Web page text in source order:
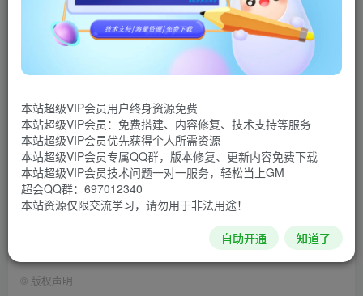
欢迎来到鱿鱼游戏3D。尝试使用不同的游戏模式生存！
为一个非常艰难的挑战做好准备！如果你赢得比赛，你将获
得45.6米！不用看广告可跳过关卡。
游戏截图
© 版权声明
本站超级VIP会员用户终身资源免费
本站超级VIP会员：免费搭建、内容修复、技术支持等服务
本站超级VIP会员优先获得个人所需资源
本站超级VIP会员专属QQ群，版本修复、更新内容免费下载
本站超级VIP会员技术问题一对一服务，轻松当上GM
超会QQ群：697012340
本站资源仅限交流学习，请勿用于非法用途！
自助开通 知道了